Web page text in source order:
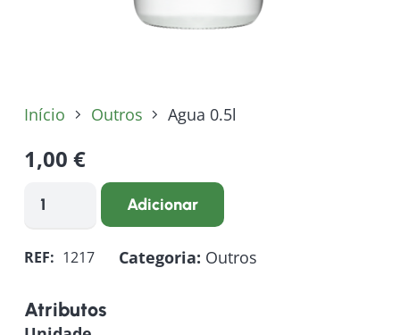
Início Outros Agua 0.5l
1,00 €
Quantidade
0.5l
Adicionar
REF: 1217 Categoria: Outros
Atributos